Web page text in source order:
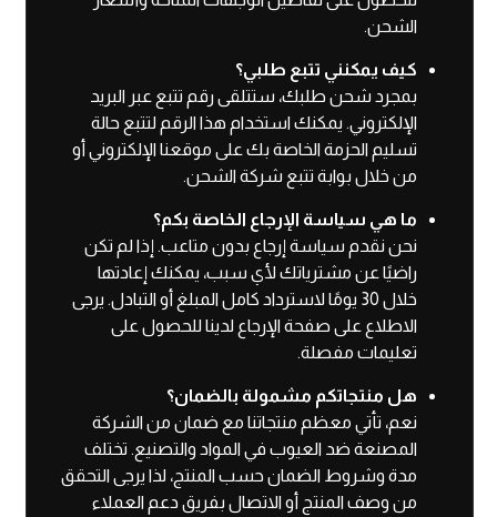
الشحن.
كيف يمكنني تتبع طلبي؟
بمجرد شحن طلبك، ستتلقى رقم تتبع عبر البريد
الإلكتروني. يمكنك استخدام هذا الرقم لتتبع حالة
تسليم الحزمة الخاصة بك على موقعنا الإلكتروني أو
من خلال بوابة تتبع شركة الشحن.
ما هي سياسة الإرجاع الخاصة بكم؟
نحن نقدم سياسة إرجاع بدون متاعب. إذا لم تكن
راضيًا عن مشترياتك لأي سبب، يمكنك إعادتها
خلال 30 يومًا لاسترداد كامل المبلغ أو التبادل. يرجى
الاطلاع على صفحة الإرجاع لدينا للحصول على
تعليمات مفصلة.
هل منتجاتكم مشمولة بالضمان؟
نعم، تأتي معظم منتجاتنا مع ضمان من الشركة
المصنعة ضد العيوب في المواد والتصنيع. تختلف
مدة وشروط الضمان حسب المنتج، لذا يرجى التحقق
من وصف المنتج أو الاتصال بفريق دعم العملاء